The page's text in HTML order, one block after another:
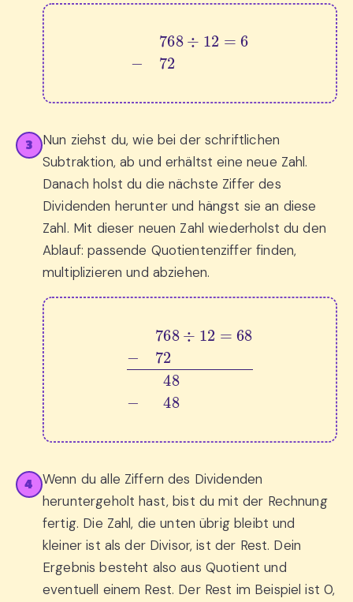
768÷12= 6− 72
3
Nun ziehst du, wie bei der schriftlichen
Subtraktion, ab und erhältst eine neue Zahl.
Danach holst du die nächste Ziffer des
Dividenden herunter und hängst sie an diese
Zahl. Mit dieser neuen Zahl wiederholst du den
Ablauf: passende Quotientenziffer finden,
multiplizieren und abziehen.
12=68 − 720 −0
4
Wenn du alle Ziffern des Dividenden
heruntergeholt hast, bist du mit der Rechnung
fertig. Die Zahl, die unten übrig bleibt und
kleiner ist als der Divisor, ist der Rest. Dein
Ergebnis besteht also aus Quotient und
eventuell einem Rest. Der Rest im Beispiel ist 0,